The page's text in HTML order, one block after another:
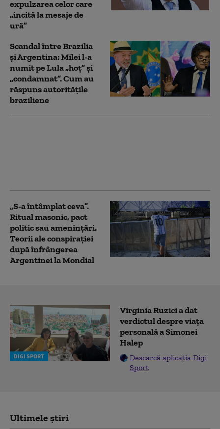
expulzarea celor care
„incită la mesaje de
ură”
Scandal între Brazilia
și Argentina: Milei l-a
numit pe Lula „hoț” și
„condamnat”. Cum au
răspuns autoritățile
braziliene
„S-a întâmplat ceva”.
Ritual masonic, pact
politic sau amenințări.
Teorii ale conspirației
după înfrângerea
Argentinei la Mondial
DIGI SPORT
Virginia Ruzici a dat
verdictul despre viața
personală a Simonei
Halep
Descarcă aplicația Digi
Sport
Ultimele știri